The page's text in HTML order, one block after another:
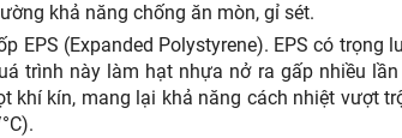
khả năng chống ăn mòn, gỉ sét.
EPS (Expanded Polystyrene). EPS có trọng
trình này làm hạt nhựa nở ra gấp nhiều
khí kín, mang lại khả năng cách nhiệt vượt